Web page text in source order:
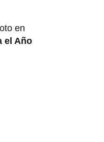
en
el Año